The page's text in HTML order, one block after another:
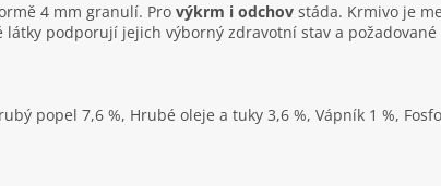
4 mm granulí. Pro výkrm i odchov stáda. Krmivo je
podporují jejich výborný zdravotní stav a požadované
popel 7,6 %, Hrubé oleje a tuky 3,6 %, Vápník 1 %,